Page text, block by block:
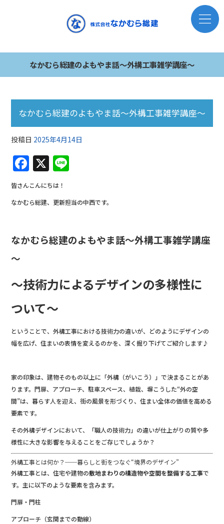
なかむら総建のよもやま話～外構工事雑学講座～
なかむら総建のよもやま話～外構工事雑学講座～
投稿日 2025年4月14日
F
a
c
e
o
k
X
e
皆さんこんにちは！
なかむら総建、更新担当の中西です。
なかむら総建のよもやま話～外構工事雑学講座
～
～技術力によるデザインの多様性に
ついて～
ということで、外構工事における技術力の違いが、どのようにデザインの
幅を広げ、住まいの表情を変えるのかを、深く掘り下げてご紹介します♪
家の印象は、建物そのもの以上に「外構（がいこう）」で決まることがあ
ります。門扉、アプローチ、駐車スペース、植栽、塀こうした“外の空
間”は、暮らす人を迎え、街の風景を形づくり、住まい全体の価値を高める
要素です。
その外構デザインにおいて、「職人の技術力」の違いが仕上がりの質や多
様性に大きな影響を与えることをご存じでしょうか？
外構工事とは何か？──暮らしと街をつなぐ“境界のデザイン”
外構工事とは、住宅や建物の敷地まわりの構造物や空間を整備する工事で
す。主に以下のような要素を含みます。
門扉・門柱
アプローチ（玄関までの動線）